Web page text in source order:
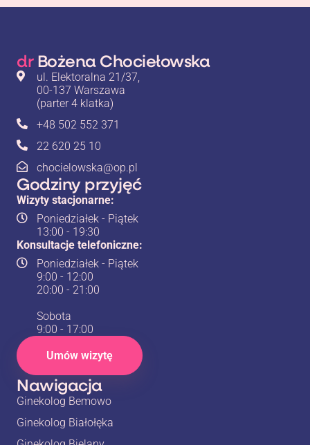
drBożena Chociełowska
ul. Elektoralna 21/37,
00-137 Warszawa
(parter 4 klatka)
+48 502 552 371
22 620 25 10
chocielowska@op.pl
Godziny przyjęć
Wizyty stacjonarne:
Poniedziałek - Piątek
13:00 - 19:30
Konsultacje telefoniczne:
Poniedziałek - Piątek
9:00 - 12:00
20:00 - 21:00
Sobota
9:00 - 17:00
Umów wizytę
Nawigacja
Ginekolog Bemowo
Ginekolog Białołęka